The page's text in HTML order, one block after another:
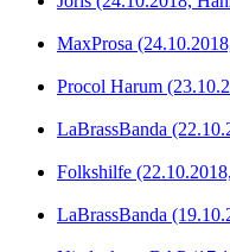
MaxProsa
Procol Harum
LaBrassBanda
Folkshilfe
LaBrassBanda